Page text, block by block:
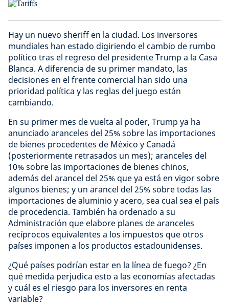
Hay un nuevo sheriff en la ciudad. Los inversores
mundiales han estado digiriendo el cambio de rumbo
político tras el regreso del presidente Trump a la Casa
Blanca. A diferencia de su primer mandato, las
decisiones en el frente comercial han sido una
prioridad política y las reglas del juego están
cambiando.
En su primer mes de vuelta al poder, Trump ya ha
anunciado aranceles del 25% sobre las importaciones
de bienes procedentes de México y Canadá
(posteriormente retrasados un mes); aranceles del
10% sobre las importaciones de bienes chinos,
además del arancel del 25% que ya está en vigor sobre
algunos bienes; y un arancel del 25% sobre todas las
importaciones de aluminio y acero, sea cual sea el país
de procedencia. También ha ordenado a su
Administración que elabore planes de aranceles
recíprocos equivalentes a los impuestos que otros
países imponen a los productos estadounidenses.
¿Qué países podrían estar en la línea de fuego? ¿En
qué medida perjudica esto a las economías afectadas
y cuál es el riesgo para los inversores en renta
variable?